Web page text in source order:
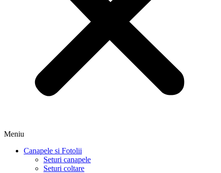
Meniu
Canapele si Fotolii
Seturi canapele
Seturi coltare